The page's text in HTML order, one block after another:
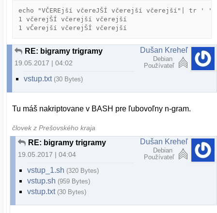
echo "VČEREjší včereJŠÍ včerejší včerejší"| tr '
1 včerejŠÍ včerejší včerejší
RE: bigramy trigramy
19.05.2017 | 04:02
Dušan Kreheľ
Debian
Používateľ
vstup.txt (30 Bytes)
Tu máš nakriptovane v BASH pre ľubovoľny n-gram.
človek z Prešovského kraja
RE: bigramy trigramy
19.05.2017 | 04:04
Dušan Kreheľ
Debian
Používateľ
vstup_1.sh (320 Bytes)
vstup.sh (959 Bytes)
vstup.txt (30 Bytes)